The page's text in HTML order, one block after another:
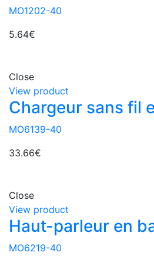
MO1202-40
5.64€
Close
View product
Chargeur sans fil
MO6139-40
33.66€
Close
View product
Haut-parleur en
MO6219-40